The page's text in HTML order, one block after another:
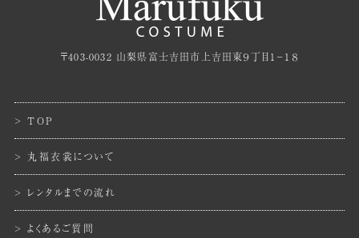
〒403-0032 山梨県富士吉田市上吉田東９丁目１−１８
TOP
丸福衣裳について
レンタルまでの流れ
よくあるご質問